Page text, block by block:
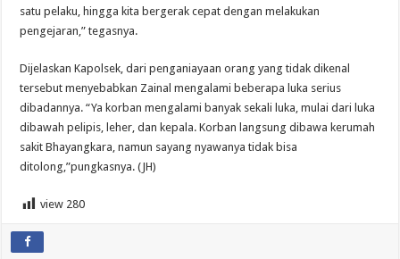
satu pelaku, hingga kita bergerak cepat dengan melakukan
pengejaran,” tegasnya.
Dijelaskan Kapolsek, dari penganiayaan orang yang tidak dikenal
tersebut menyebabkan Zainal mengalami beberapa luka serius
dibadannya. “Ya korban mengalami banyak sekali luka, mulai dari luka
dibawah pelipis, leher, dan kepala. Korban langsung dibawa kerumah
sakit Bhayangkara, namun sayang nyawanya tidak bisa
ditolong,”pungkasnya. (JH)
view 280